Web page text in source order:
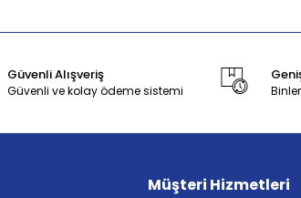
Güvenli Alışveriş
Güvenli ve kolay ödeme sistemi
Müşteri Hizmetleri